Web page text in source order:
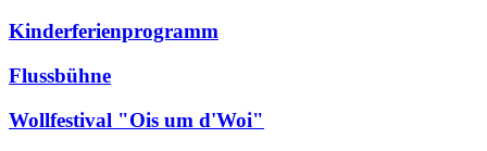
Kinderferienprogramm
Flussbühne
Wollfestival "Ois um d'Woi"